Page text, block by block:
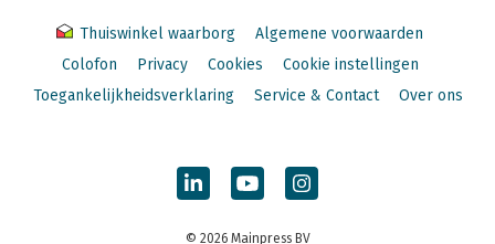
Thuiswinkel waarborg
Algemene voorwaarden
Colofon
Privacy Cookies
Cookie instellingen
Toegankelijkheidsverklaring
Service & Contact Over ons
© 2026 Mainpress BV